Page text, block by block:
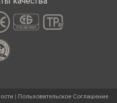
| Пользовательское Соглашение